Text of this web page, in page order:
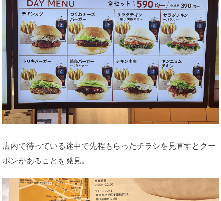
店内で待っている途中で先程もらったチラシを見直すとクー
ポンがあることを発見。